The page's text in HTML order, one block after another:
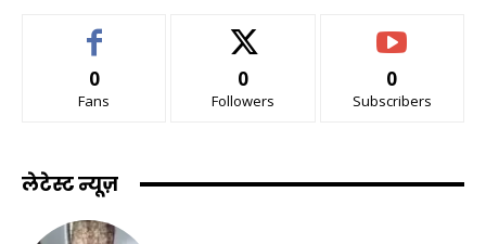
0
Fans
0
Followers
0
Subscribers
लेटेस्ट न्यूज़